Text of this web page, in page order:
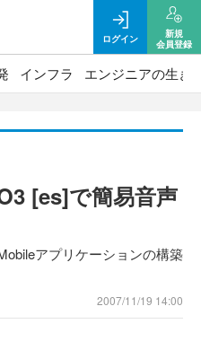
ログイン
新規
会員登録
インフラ エンジニアの生き
[es]で簡易音声
アプリケーションの構築
2007/11/19 14:00